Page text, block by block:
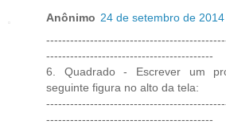
Anônimo 24 de setembro de
------------------------------------------
6. Quadrado - Escrever um
seguinte figura no alto da tela:
------------------------------------------